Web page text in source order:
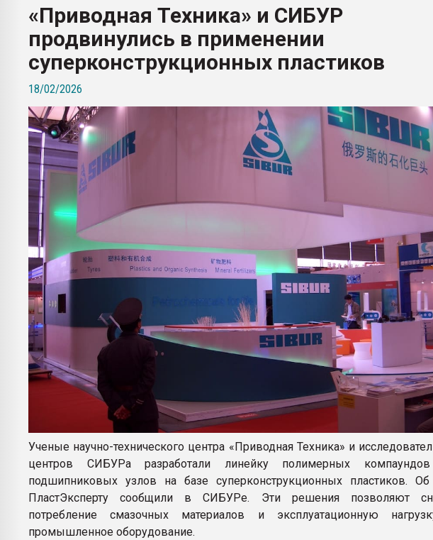
Продам отходы Композиция
поликарбоната и АБС-пластика
Armaloy PC/ABS-1IM черный цвет
ПЕРЕЙТИ НА ФОРУМ
«Приводная Техника» и СИБУР
продвинулись в применении
суперконструкционных пластиков
18/02/2026
Ученые научно-технического центра «Приводная Техника» и
центров СИБУРа разработали линейку полимерных
подшипниковых узлов на базе суперконструкционных пластиков.
ПластЭксперту сообщили в СИБУРе. Эти решения позволяют
потребление смазочных материалов и эксплуатационную
промышленное оборудование.